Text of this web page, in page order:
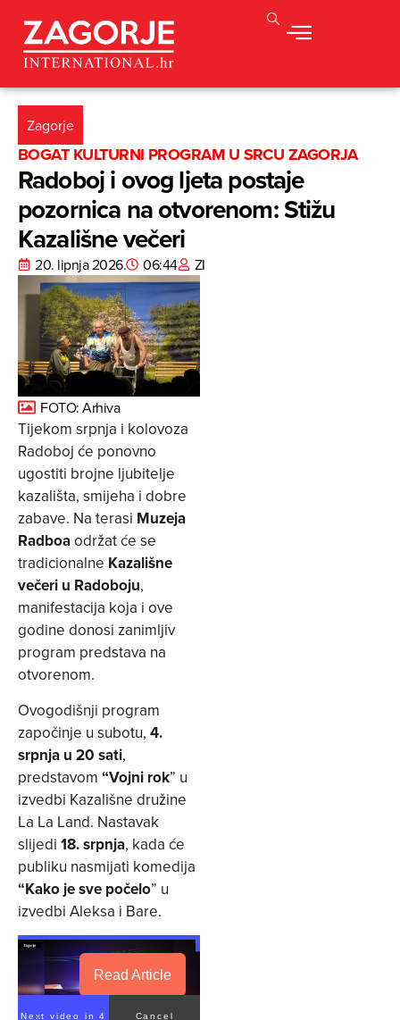
Zagorje
BOGAT KULTURNI PROGRAM U SRCU ZAGORJA
Radoboj i ovog ljeta postaje
pozornica na otvorenom: Stižu
Kazališne večeri
20. lipnja 2026. 06:44 ZI
FOTO: Arhiva
Tijekom srpnja i kolovoza
Radoboj će ponovno
ugostiti brojne ljubitelje
kazališta, smijeha i dobre
zabave. Na terasi Muzeja
Radboaodržat će se
tradicionalne Kazališne
večeri u Radoboju,
manifestacija koja i ove
godine donosi zanimljiv
program predstava na
otvorenom.
Ovogodišnji program
započinje u subotu, 4.
srpnja u 20 sati,
predstavom “Vojni rok” u
izvedbi Kazališne družine
La La Land. Nastavak
slijedi 18. srpnja, kada će
publiku nasmijati komedija
“Kako je sve počelo” u
izvedbi Aleksa i Bare.
Read Article
Next video in 4 Cancel